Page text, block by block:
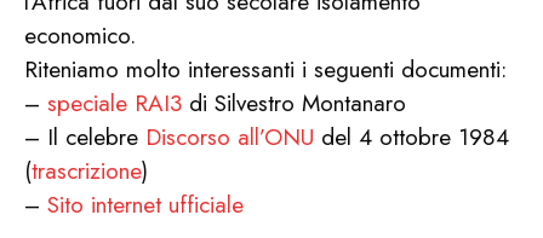
economico.
Riteniamo molto interessanti i seguenti documenti:
– speciale RAI3 di Silvestro Montanaro
– Il celebre Discorso all’ONU del 4 ottobre 1984
(trascrizione)
– Sito internet ufficiale